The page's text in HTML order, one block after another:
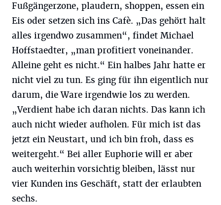
Fußgängerzone, plaudern, shoppen, essen ein
Eis oder setzen sich ins Cafè. „Das gehört halt
alles irgendwo zusammen“, findet Michael
Hoffstaedter, „man profitiert voneinander.
Alleine geht es nicht.“ Ein halbes Jahr hatte er
nicht viel zu tun. Es ging für ihn eigentlich nur
darum, die Ware irgendwie los zu werden.
„Verdient habe ich daran nichts. Das kann ich
auch nicht wieder aufholen. Für mich ist das
jetzt ein Neustart, und ich bin froh, dass es
weitergeht.“ Bei aller Euphorie will er aber
auch weiterhin vorsichtig bleiben, lässt nur
vier Kunden ins Geschäft, statt der erlaubten
sechs.